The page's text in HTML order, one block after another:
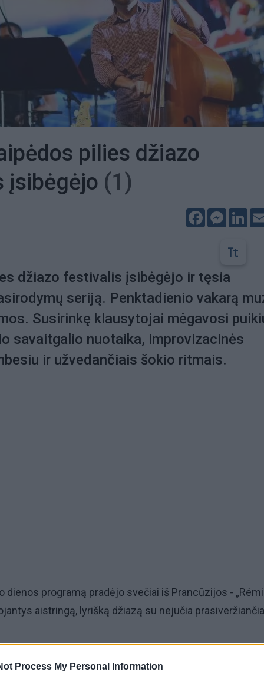
Process My Personal Information
pilies džiazo
įsibėgėjo (1)
Facebook
džiazo festivalis įsibėgėjo ir tęsia
seriją. Penktadienio vakarą
Susirinkę klausytojai mėgavosi
savaitgalio nuotaika, improvizacinės
ir užvedančiais šokio ritmais.
dienos programą pradėjo svečiai iš Prancūzijos - „Rémi
aistringą, lyrišką džiazą su nejučia
pažįstamų prancūziškų melodijų motyvus,